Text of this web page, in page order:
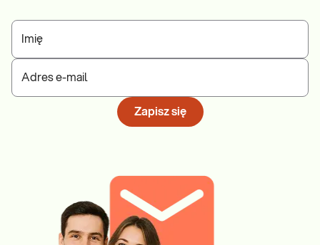
Imię
Adres e-mail
Zapisz się